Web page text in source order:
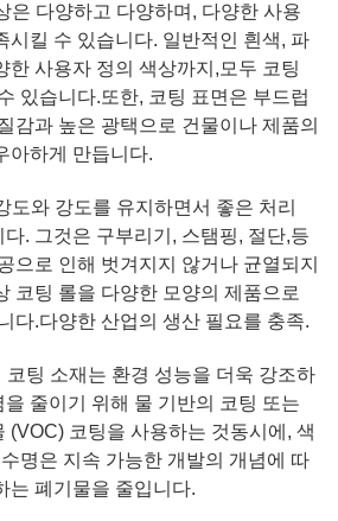
은 다양하고 다양하며, 다양한 사용
시킬 수 있습니다. 일반적인 흰색, 파
한 사용자 정의 색상까지,모두 코팅
있습니다.또한, 코팅 표면은 부드럽
감과 높은 광택으로 건물이나 제품의
아하게 만듭니다.
도와 강도를 유지하면서 좋은 처리
. 그것은 구부리기, 스탬핑, 절단,등
으로 인해 벗겨지지 않거나 균열되지
코팅 롤을 다양한 모양의 제품으로
다.다양한 산업의 생산 필요를 충족.
팅 소재는 환경 성능을 더욱 강조하
줄이기 위해 물 기반의 코팅 또는
(VOC) 코팅을 사용하는 것동시에, 색
명은 지속 가능한 개발의 개념에 따
는 폐기물을 줄입니다.